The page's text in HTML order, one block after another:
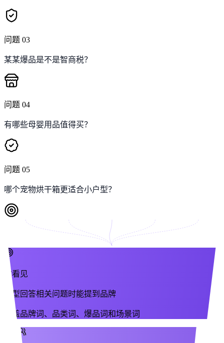
问题 03
某某爆品是不是智商税？
问题 04
有哪些母婴用品值得买？
问题 05
哪个宠物烘干箱更适合小户型？
被看见
模型回答相关问题时能提到品牌
覆盖品牌词、品类词、爆品词和场景词